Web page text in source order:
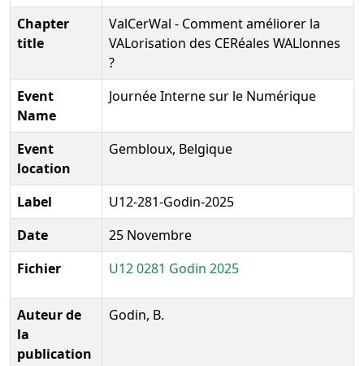
Chapter
title
ValCerWal - Comment améliorer la
VALorisation des CERéales WALlonnes
?
Event
Name
Journée Interne sur le Numérique
Event
location
Gembloux, Belgique
Label
U12-281-Godin-2025
Date
25 Novembre
Fichier
U12 0281 Godin 2025
Auteur de
la
publication
Godin, B.